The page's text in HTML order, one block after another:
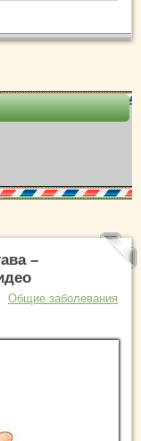
–
Общие заболевания